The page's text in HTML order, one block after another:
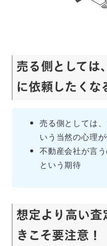
売る側としては
に依頼したくな
売る側としては
いう当然の心理が
不動産会社が言
という期待
想定より高い査
きこそ要注意！